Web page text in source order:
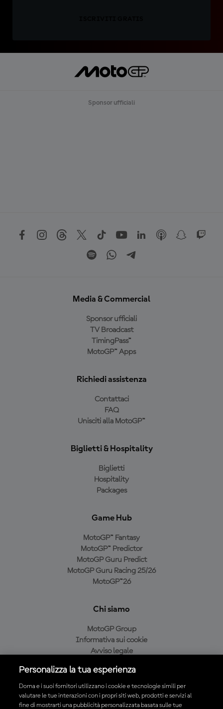
Sponsor ufficiali
Media & Commercial
Sponsor ufficiali
TV Broadcast
TimingPass™
MotoGP™ Apps
Richiedi assistenza
Contattaci
FAQ
Unisciti alla MotoGP™
Biglietti & Hospitality
Biglietti
Hospitality
Packages
Game Hub
MotoGP™ Fantasy
MotoGP™ Predictor
MotoGP Guru Predict
MotoGP Guru Racing 25/26
MotoGP™26
Chi siamo
MotoGP Group
Informativa sui cookie
Avviso legale
Condizioni di acquisto
Personalizza la tua esperienza
Dorna e i suoi fornitori utilizzano i cookie e tecnologie simili per
valutare le tue interazioni con i propri siti web, prodotti e servizi al
fine di mostrarti una pubblicità personalizzata basata sulle tue